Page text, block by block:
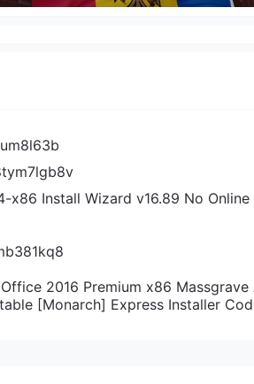
x86 Install Wizard v16.89 No Online
2016 Premium x86 Massgrave
[Monarch] Express Installer